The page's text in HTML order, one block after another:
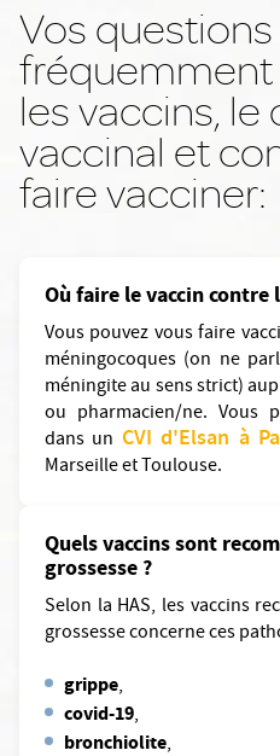
Vos questions
fréquemment
les vaccins,
vaccinal et
faire vacciner:
Où faire le vaccin contre
Vous pouvez vous faire
méningocoques (on ne
méningite au sens strict)
ou pharmacien/ne. Vous
dans un CVI d'Elsan à
Marseille et Toulouse.
Quels vaccins sont
grossesse ?
Selon la HAS, les vaccins
grossesse concerne ces
grippe,
covid-19,
bronchiolite,